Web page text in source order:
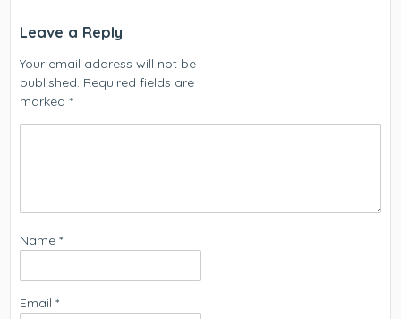
Leave a Reply
Your email address will not be
published. Required fields are
marked*
Name*
Email*